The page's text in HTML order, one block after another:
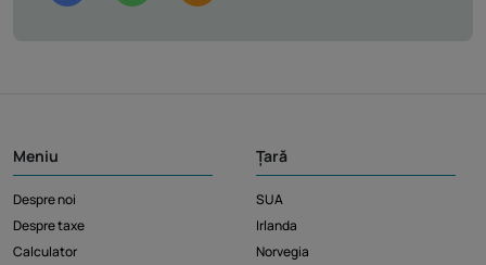
Meniu
Despre noi
Despre taxe
Calculator
Țară
SUA
Irlanda
Norvegia